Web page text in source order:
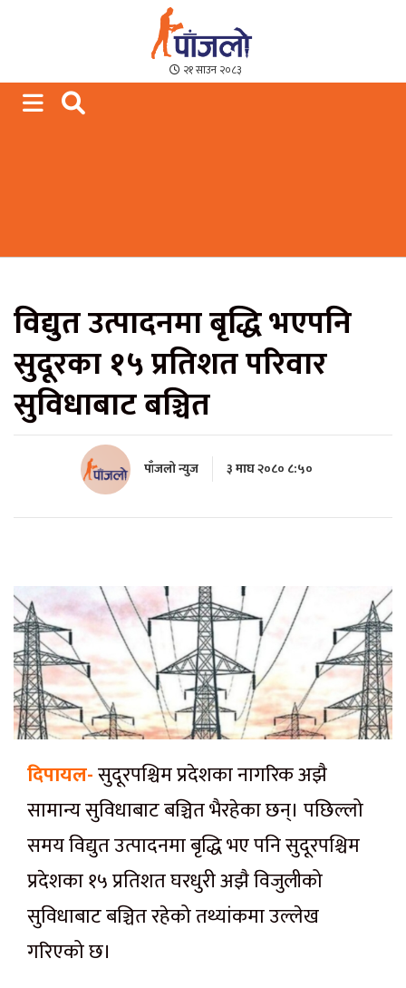
Paajalo News
We are from Far West Nepal
२१ साउन २०८३
विद्युत उत्पादनमा बृद्धि भएपनि
सुदूरका १५ प्रतिशत परिवार
सुविधाबाट बञ्चित
पाँजलो न्युज ३ माघ २०८० ८:५०
दिपायल-सुदूरपश्चिम प्रदेशका नागरिक अझै
सामान्य सुविधाबाट बञ्चित भैरहेका छन्। पछिल्लो
समय विद्युत उत्पादनमा बृद्धि भए पनि सुदूरपश्चिम
प्रदेशका १५ प्रतिशत घरधुरी अझै विजुलीको
सुविधाबाट बञ्चित रहेको तथ्यांकमा उल्लेख
गरिएको छ।